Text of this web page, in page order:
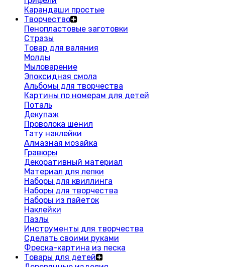
Карандаши простые
Творчество
Пенопластовые заготовки
Стразы
Товар для валяния
Молды
Мыловарение
Эпоксидная смола
Альбомы для творчества
Картины по номерам для детей
Поталь
Декупаж
Проволока шенил
Тату наклейки
Алмазная мозайка
Гравюры
Декоративный материал
Материал для лепки
Наборы для квиллинга
Наборы для творчества
Наборы из пайеток
Наклейки
Пазлы
Инструменты для творчества
Сделать своими руками
Фреска-картина из песка
Товары для детей